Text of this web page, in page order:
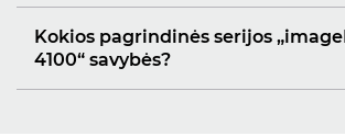
Kokios pagrindinės serijos
4100“ savybės?